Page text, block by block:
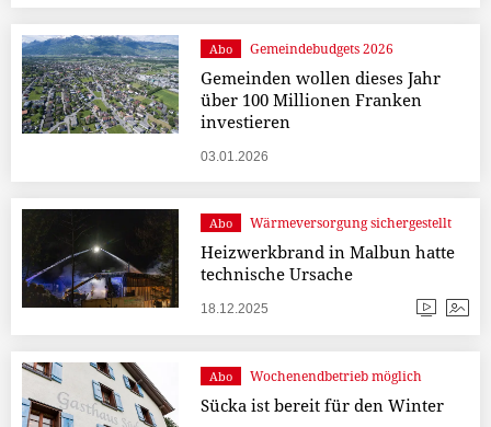
Abo Gemeindebudgets 2026
Gemeinden wollen dieses Jahr
über 100 Millionen Franken
investieren
03.01.2026
Abo Wärmeversorgung sichergestellt
Heizwerkbrand in Malbun hatte
technische Ursache
18.12.2025
Abo Wochenendbetrieb möglich
Sücka ist bereit für den Winter